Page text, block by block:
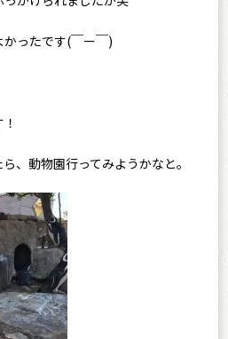
ったです(￣ー￣)
、動物園行ってみようかなと。